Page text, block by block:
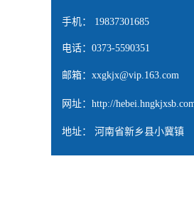
手机： 19837301685
电话：0373-5590351
邮箱： xxgkjx@vip.163.com
网址： http://
地址： 河南省新乡县小冀镇